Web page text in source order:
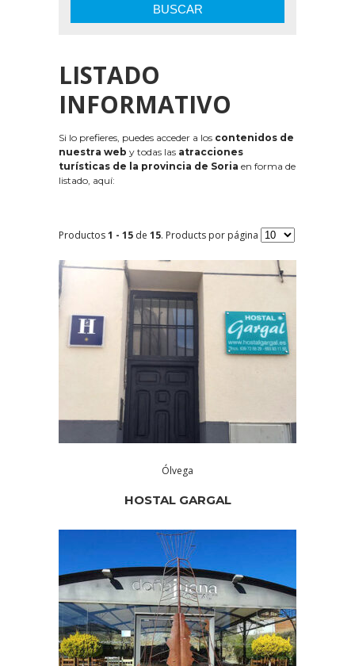
BUSCAR
LISTADO
INFORMATIVO
Si lo prefieres, puedes acceder a los contenidos de
nuestra web y todas las atracciones
turísticas de la provincia de Soria en forma de
listado, aquí:
Productos1 - 15 de 15. Products por página
Ólvega
HOSTAL GARGAL